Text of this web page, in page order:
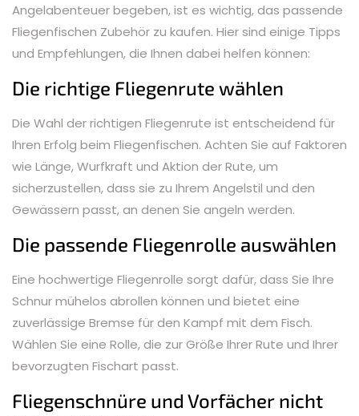
Angelabenteuer begeben, ist es wichtig, das passende
Fliegenfischen Zubehör zu kaufen. Hier sind einige Tipps
und Empfehlungen, die Ihnen dabei helfen können:
Die richtige Fliegenrute wählen
Die Wahl der richtigen Fliegenrute ist entscheidend für
Ihren Erfolg beim Fliegenfischen. Achten Sie auf Faktoren
wie Länge, Wurfkraft und Aktion der Rute, um
sicherzustellen, dass sie zu Ihrem Angelstil und den
Gewässern passt, an denen Sie angeln werden.
Die passende Fliegenrolle auswählen
Eine hochwertige Fliegenrolle sorgt dafür, dass Sie Ihre
Schnur mühelos abrollen können und bietet eine
zuverlässige Bremse für den Kampf mit dem Fisch.
Wählen Sie eine Rolle, die zur Größe Ihrer Rute und Ihrer
bevorzugten Fischart passt.
Fliegenschnüre und Vorfächer nicht